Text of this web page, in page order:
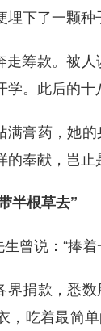
下了一颗种
走筹款。被
。此后的十
满膏药，她
奉献，岂止
半根草去”
曾说：“捧
界捐款，悉
，吃着最简